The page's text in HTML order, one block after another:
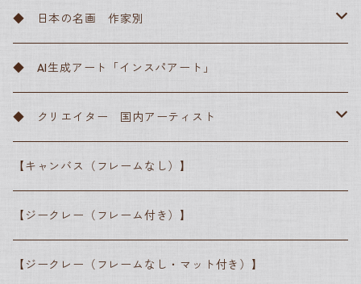
アンリ・ド・トゥールーズ＝ロートレック
フィンセント・ファン・ゴッホ
クロード・モネ
エドゥアール・マネ
ピエール＝オーギュスト・ルノワール
ジャン＝フランソワ・ミレー
ルネッサンス
サンドロ・ボッティチェッリ
ピーテル・ブリューゲル
バロック
レンブラント・ファン・レイン
ロマン主義
カスパー・ダーヴィト・フリードリヒ
ジョゼフ・マロード・ウィリアム・ターナー
写実主義
ジャン＝フランソワ・ミレー
ヨハネス・フェルメール
印象派
アルフレッド・シスレー
ポスト印象派
◆ 日本の名画 作家別
川瀬巴水
横山大観
葛飾北斎
歌川広重
◆ AI生成アート「インスパアート」
◆ クリエイター 国内アーティスト
● 高田昌耶
● しばさな
● シマザキミユキ
【キャンバス（フレームなし）】
【ジークレー（フレーム付き）】
【ジークレー（フレームなし・マット付き）】